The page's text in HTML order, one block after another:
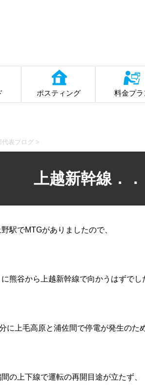
ポスティング 料金プラ
代表ブログ >
上越新幹線．
駅でMTGがありましたので、
熊谷から上越新幹線で向かうはずでし
に上毛高原と浦佐間で停電が発生のた
の上下線で運転の再開目途が立たず、